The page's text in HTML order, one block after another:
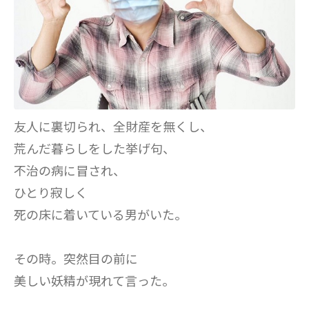
友人に裏切られ、全財産を無くし、
荒んだ暮らしをした挙げ句、
不治の病に冒され、
ひとり寂しく
死の床に着いている男がいた。
その時。突然目の前に
美しい妖精が現れて言った。